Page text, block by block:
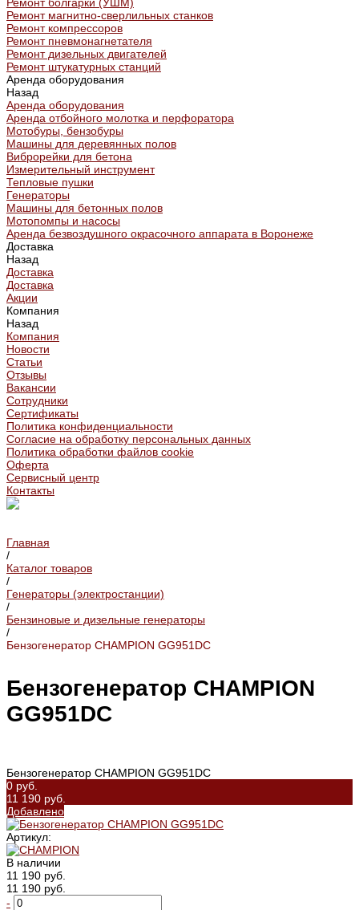
Ремонт магнитно-сверлильных станков
Ремонт компрессоров
Ремонт пневмонагнетателя
Ремонт дизельных двигателей
Ремонт штукатурных станций
Аренда оборудования
Назад
Аренда оборудования
Аренда отбойного молотка и перфоратора
Мотобуры, бензобуры
Машины для деревянных полов
Виброрейки для бетона
Измерительный инструмент
Тепловые пушки
Генераторы
Машины для бетонных полов
Мотопомпы и насосы
Аренда безвоздушного окрасочного аппарата в Воронеже
Доставка
Назад
Доставка
Доставка
Акции
Компания
Назад
Компания
Новости
Статьи
Отзывы
Вакансии
Сотрудники
Сертификаты
Политика конфиденциальности
Согласие на обработку персональных данных
Политика обработки файлов cookie
Оферта
Сервисный центр
Контакты
Главная
/
Каталог товаров
/
Генераторы (электростанции)
/
Бензиновые и дизельные генераторы
/
Бензогенератор CHAMPION GG951DC
Бензогенератор CHAMPION
GG951DC
Бензогенератор CHAMPION GG951DC
0 руб.
11 190 руб.
Добавлено
Артикул:
В наличии
11 190 руб.
11 190 руб.
-